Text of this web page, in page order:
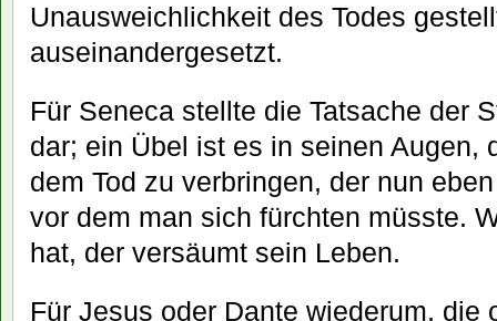
Unausweichlichkeit des Todes
auseinandergesetzt.
Für Seneca stellte die Tatsache der
dar; ein Übel ist es in seinen Augen,
dem Tod zu verbringen, der nun
vor dem man sich fürchten müsste.
hat, der versäumt sein Leben.
Für Jesus oder Dante wiederum, die